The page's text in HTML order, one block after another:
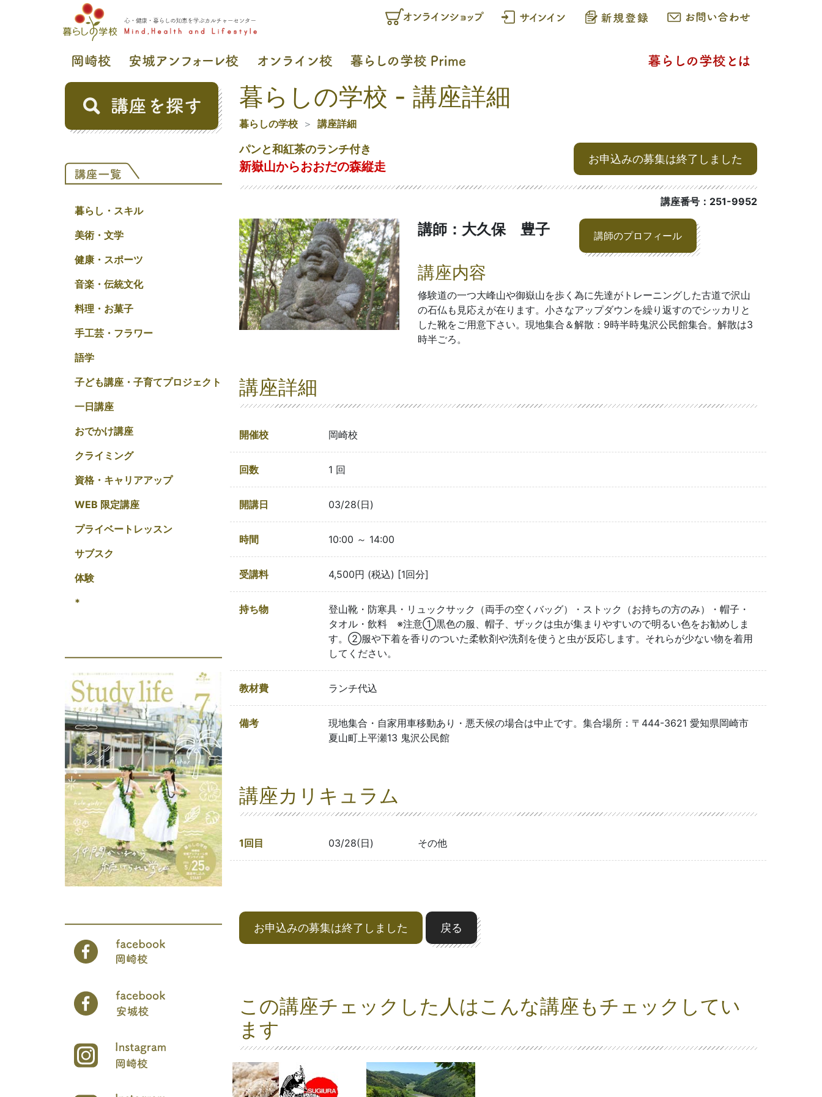
暮らし・スキル
美術・文学
健康・スポーツ
音楽・伝統文化
料理・お菓子
手工芸・フラワー
語学
子ども講座・子育てプロジェクト
一日講座
おでかけ講座
クライミング
資格・キャリアアップ
WEB 限定講座
プライベートレッスン
サブスク
体験
*
暮らしの学校 - 講座詳細
暮らしの学校 講座詳細
パンと和紅茶のランチ付き
新嶽山からおおだの森縦走
お申込みの募集は終了しました
講座番号：251-9952
講師：大久保 豊子 講師のプロフィール
講座内容
修験道の一つ大峰山や御嶽山を歩く為に先達がトレーニングした古道で沢山
の石仏も見応えが在ります。小さなアップダウンを繰り返すのでシッカリと
した靴をご用意下さい。現地集合＆解散：9時半時鬼沢公民館集合。解散は3
時半ごろ。
講座詳細
開催校 岡崎校
回数 1 回
開講日 03/28(日)
時間 10:00 ～ 14:00
受講料 4,500円 (税込) [1回分]
持ち物
登山靴・防寒具・リュックサック（両手の空くバッグ）・ストック（お持ちの方のみ）・帽子・
タオル・飲料 ※注意①黒色の服、帽子、ザックは虫が集まりやすいので明るい色をお勧めしま
す。②服や下着を香りのついた柔軟剤や洗剤を使うと虫が反応します。それらが少ない物を着用
してください。
教材費 ランチ代込
備考
現地集合・自家用車移動あり・悪天候の場合は中止です。集合場所：〒444-3621 愛知県岡崎市
夏山町上平瀬13 鬼沢公民館
講座カリキュラム
1回目 03/28(日) その他
お申込みの募集は終了しました 戻る
この講座チェックした人はこんな講座もチェックしてい
ます